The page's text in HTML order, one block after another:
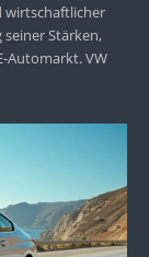
wirtschaftlicher
seiner Stärken,
Automarkt. VW